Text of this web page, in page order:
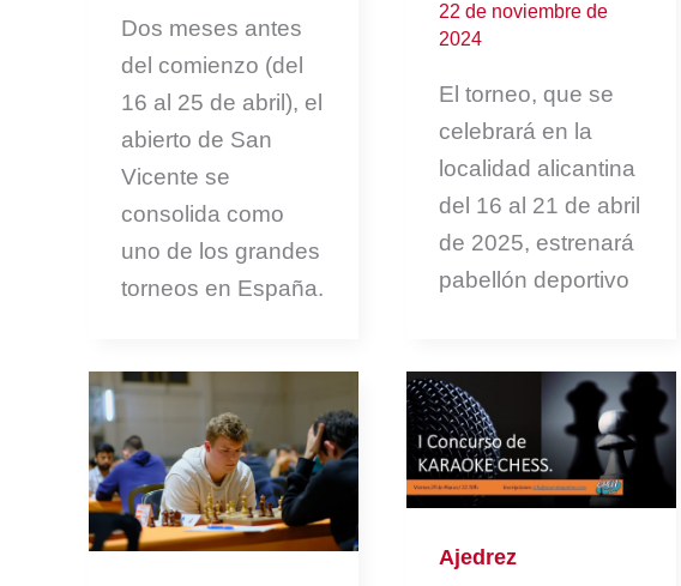
Dos meses antes
del comienzo (del
16 al 25 de abril), el
abierto de San
Vicente se
consolida como
uno de los grandes
torneos en España.
22 de noviembre de
2024
El torneo, que se
celebrará en la
localidad alicantina
del 16 al 21 de abril
de 2025, estrenará
pabellón deportivo
Ajedrez